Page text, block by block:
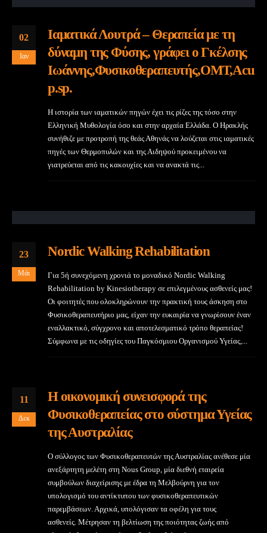
02
Ιαν
Ιαματικά Λουτρά – Θεραπεία με τη
δύναμη της Φύσης, γράφει ο Γκέλσης
Ιωάννης,Φυσικοθεραπευτής,ΟΜΤ,Acu
p.sp.
Η ιστορία των ιαματικών πηγών έχει τις ρίζες της τόσο στην
Ελληνική Μυθολογία όσο και στην αρχαία Ελλάδα. Ο Ηρακλής
συνήθιζε με προτροπή της θεάς Αθηνάς να λούζεται στις ιαματικές
πηγές των Θερμοπυλών και της Αιδηψού προκειμένου να
γιατρεύεται από τις κακουχίες και να ανακτά τις...
23
Μάι
Nordic Walking Rehabilitation
Για 5ή συνεχόμενη χρονιά το μοναδικό Nordic Walking
Rehabilitation by Kinesiotherapy σε επιλεγμένους ασθενείς μας!
Οι φοιτητές που ολοκληρώνουν την πρακτική τους άσκηση στο
Φυσικοθεραπευτήριο μας, είχαν την ευκαιρία να γνωρίσουν έναν
εναλλακτικό, σύγχρονο και αποτελεσματικό τρόπο θεραπείας!
Σύμφωνα με τις οδηγίες του Παγκόσμιου Οργανισμού Υγείας,...
11
Δεκ
Η οικονομική συνεισφορά της
Φυσικοθεραπείας στο σύστημα Υγείας
της Αυστραλίας
Ο σύλλογος των Φυσικοθεραπευτών της Αυστραλίας ανέθεσε μία
ανεξάρτητη μελέτη στη Nous Group, μία διεθνή εταιρεία
συμβούλων διαχείρισης με έδρα τη Μελβούρνη για τον
υπολογισμό του αντίκτυπου των φυσικοθεραπευτικών
παρεμβάσεων. Αρχικά, υπολόγισαν τα οφέλη για τους
ασθενείς. Μέτρησαν τη βελτίωση της ποιότητας ζωής από